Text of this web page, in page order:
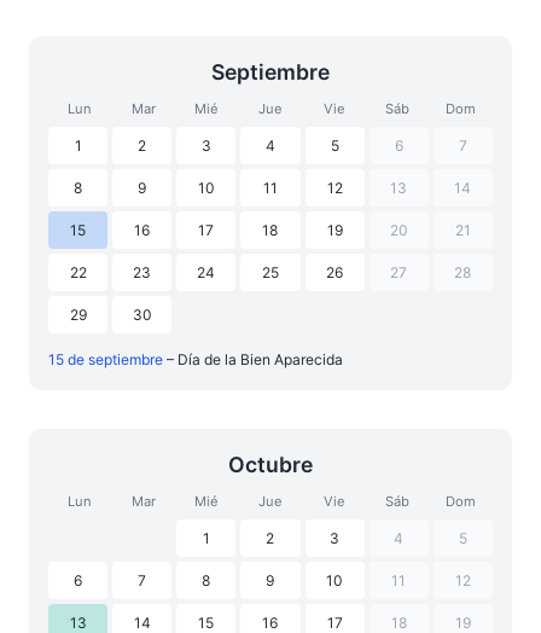
Septiembre
Lun Mar Mié Jue Vie Sáb Dom
1 2 3 4 5 6 7
8 9 10 11 12 13 14
15 16 17 18 19 20 21
22 23 24 25 26 27 28
29 30
15 de septiembre – Día de la Bien Aparecida
Octubre
Lun Mar Mié Jue Vie Sáb Dom
1 2 3 4 5
6 7 8 9 10 11 12
13 14 15 16 17 18 19